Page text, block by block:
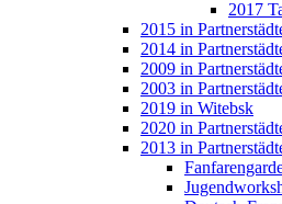
2017
2015 in
2014 in
2009 in
2003 in
2019 in Witebsk
2020 in
2013 in